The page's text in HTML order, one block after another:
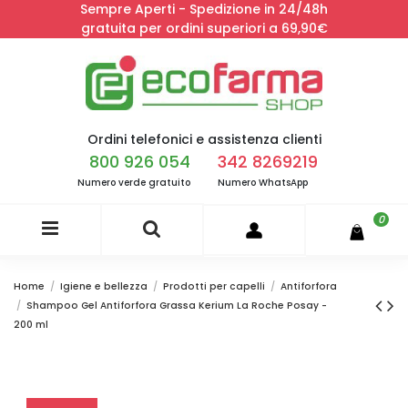
Sempre Aperti - Spedizione in 24/48h
gratuita per ordini superiori a 69,90€
Ordini telefonici e assistenza clienti
800 926 054
Numero verde gratuito
342 8269219
Numero WhatsApp
0
Home Igiene e bellezza Prodotti per capelli
Antiforfora
Shampoo Gel Antiforfora Grassa Kerium La Roche Posay -
200 ml